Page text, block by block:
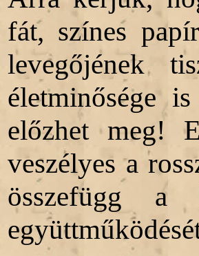
fát, színes
levegőjének
életminősége
előzhet meg!
veszélyes a
összefügg a